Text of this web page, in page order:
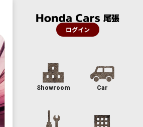
ログイン
Showroom Car